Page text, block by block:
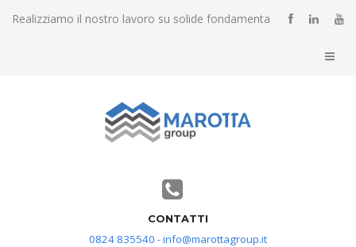
Realizziamo il nostro lavoro su solide fondamenta
CONTATTI
0824 835540 - info@marottagroup.it